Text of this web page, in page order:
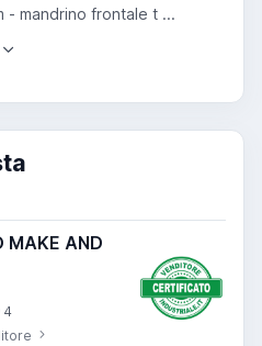
- mandrino frontale t ...
MAKE AND
4